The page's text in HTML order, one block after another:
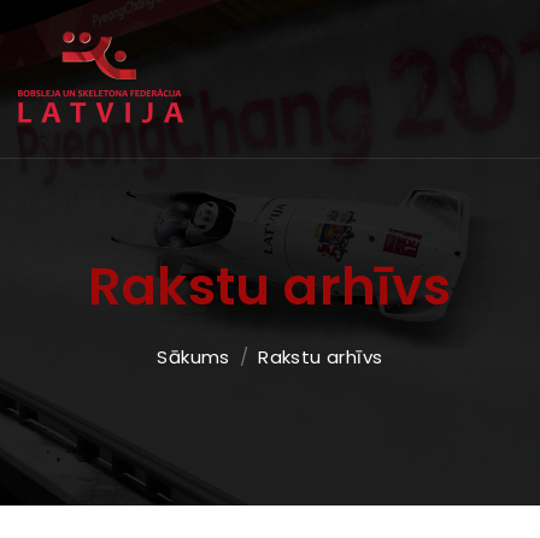
Rakstu arhīvs
Sākums Rakstu arhīvs